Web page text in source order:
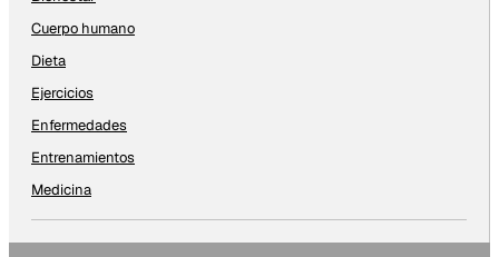
Cuerpo humano
Dieta
Ejercicios
Enfermedades
Entrenamientos
Medicina